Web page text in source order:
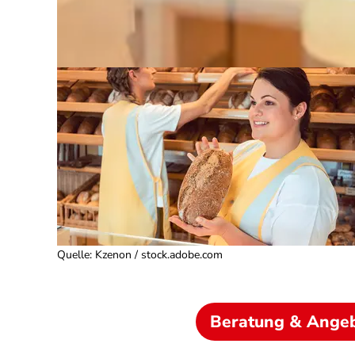
Quelle: Kzenon / stock.adobe.com
Beratung &